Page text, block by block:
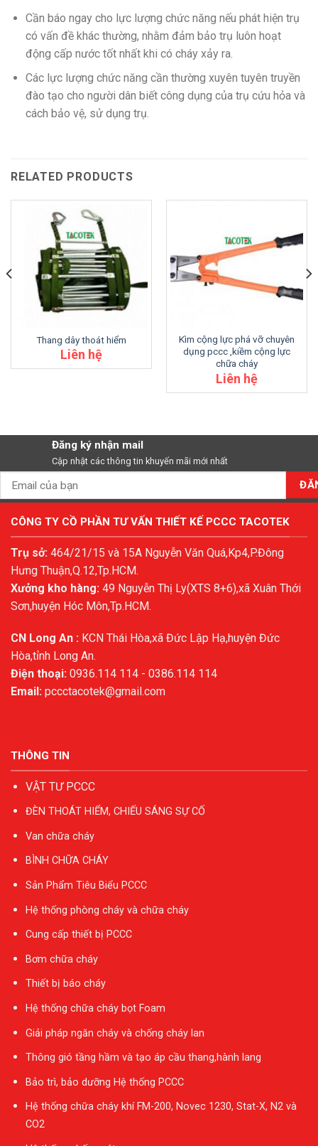
Cần báo ngay cho lực lượng chức năng nếu phát hiện trụ
có vấn đề khác thường, nhằm đảm bảo trụ luôn hoạt
động cấp nước tốt nhất khi có cháy xảy ra.
Các lực lượng chức năng cần thường xuyên tuyên truyền
đào tạo cho người dân biết công dụng của trụ cứu hỏa và
cách bảo vệ, sử dụng trụ.
RELATED PRODUCTS
Thang dây thoát hiểm
Liên hệ
Kìm cộng lực phá vỡ chuyên
dụng pccc ,kiềm cộng lực
chữa cháy
Liên hệ
Đăng ký nhận mail
Cập nhật các thông tin khuyến mãi mới nhất
CÔNG TY CỒ PHẦN TƯ VẤN THIẾT KẾ PCCC TACOTEK
Trụ sở: 464/21/15 và 15A Nguyễn Văn Quá,Kp4,P.Đông
Hưng Thuận,Q.12,Tp.HCM.
Xưởng kho hàng: 49 Nguyễn Thị Ly(XTS 8+6),xã Xuân Thới
Sơn,huyện Hóc Môn,Tp.HCM.
CN Long An : KCN Thái Hòa,xã Đức Lập Hạ,huyện Đức
Hòa,tỉnh Long An.
Điện thoại: 0936.114 114 - 0386.114 114
Email: pccctacotek@gmail.com
THÔNG TIN
VẬT TƯ PCCC
ĐÈN THOÁT HIỂM, CHIẾU SÁNG SỰ CỐ
Van chữa cháy
BÌNH CHỮA CHÁY
Sản Phẩm Tiêu Biểu PCCC
Hệ thống phòng cháy và chữa cháy
Cung cấp thiết bị PCCC
Bơm chữa cháy
Thiết bị báo cháy
Hệ thống chữa cháy bọt Foam
Giải pháp ngăn cháy và chống cháy lan
Thông gió tầng hầm và tạo áp cầu thang,hành lang
Bảo trì, bảo dưỡng Hệ thống PCCC
Hệ thống chữa cháy khí FM-200, Novec 1230, Stat-X, N2 và
CO2